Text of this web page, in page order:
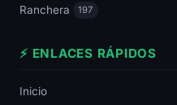
Ranchera 197
⚡ ENLACES RÁPIDOS
Inicio